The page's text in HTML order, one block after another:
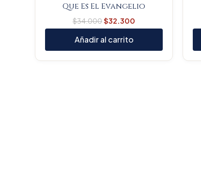
Que Es El Evangelio
$34.000$32.300
Añadir al carrito